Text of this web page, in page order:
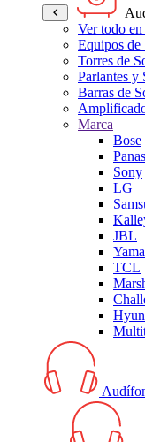
Ver todo
Equipos de
Torres de
Parlantes y
Barras de
Marca
Bose
Sony
LG
JBL
TCL